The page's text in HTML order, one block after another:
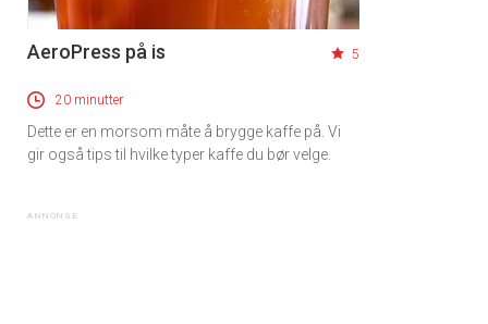
AeroPress på is 5
20 minutter
Dette er en morsom måte å brygge kaffe på. Vi
gir også tips til hvilke typer kaffe du bør velge.